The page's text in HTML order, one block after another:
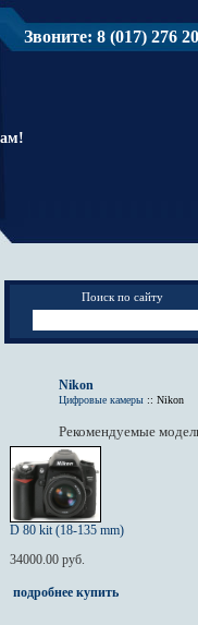
Звоните: 8 (017) 276
Поиск по сайту
Nikon
Цифровые камеры :: Nikon
Рекомендуемые
D 80 kit (18-135 mm)
34000.00 руб.
подробнее купить